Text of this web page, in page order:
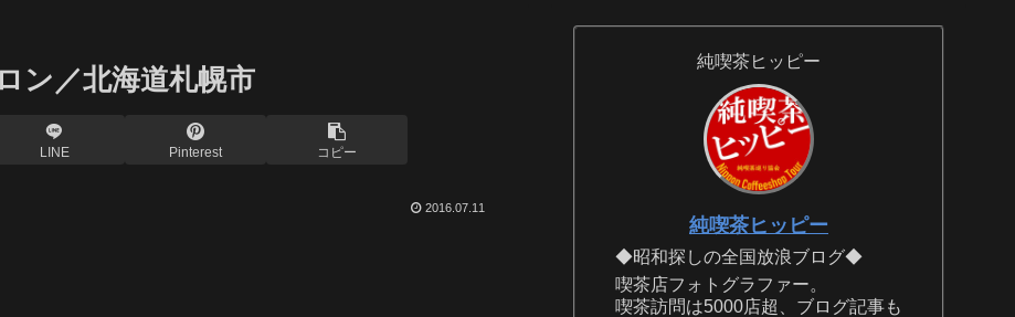
ン／北海道札幌市
LINE Pinterest コピー
2016.07.11
純喫茶ヒッピー
純喫茶ヒッピー
◆昭和探しの全国放浪ブログ◆
喫茶店フォトグラファー。
喫茶訪問は5000店超、ブログ記事も